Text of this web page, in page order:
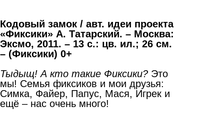
Кодовый замок / авт. идеи проекта
«Фиксики» А. Татарский. – Москва:
Эксмо, 2011. – 13 с.: цв. ил.; 26 см.
– (Фиксики) 0+
Тыдыщ! А кто такие Фиксики? Это
мы! Семья фиксиков и мои друзья:
Симка, Файер, Папус, Мася, Игрек и
ещё – нас очень много!